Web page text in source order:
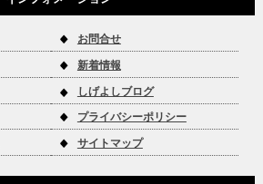
お問合せ
新着情報
しげよしブログ
プライバシーポリシー
サイトマップ